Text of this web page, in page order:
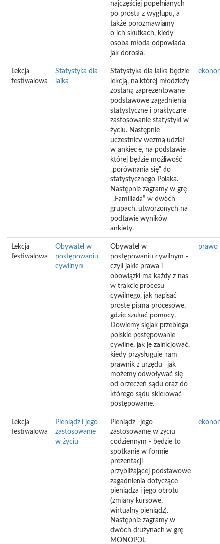
najczęściej popełnianych
po prostu z wygłupu, a
także porozmawiamy
o ich skutkach, kiedy
osoba młoda odpowiada
jak dorosła.
Lekcja
festiwalowa
Statystyka dla
laika
Statystyka dla laika będzie
lekcją, na której młodzieży
zostaną zaprezentowane
podstawowe zagadnienia
statystyczne i praktyczne
zastosowanie statystyki w
życiu. Następnie
uczestnicy wezmą udział
w ankiecie, na podstawie
której będzie możliwość
„porównania się” do
statystycznego Polaka.
Następnie zagramy w grę
„Familiada” w dwóch
grupach, utworzonych na
podtawie wyników
ankiety.
Lekcja
festiwalowa
Obywatel w
postępowaniu
cywilnym
Obywatel w
postępowaniu cywilnym -
czyli jakie prawa i
obowiązki ma każdy z nas
w trakcie procesu
cywilnego, jak napisać
proste pisma procesowe,
gdzie szukać pomocy.
Dowiemy sięjak przebiega
polskie postępowanie
cywilne, jak je zainicjować,
kiedy przysługuje nam
prawnik z urzędu i jak
możemy odwoływać się
od orzeczeń sądu oraz do
którego sądu skierować
postępowanie.
prawo
Lekcja
festiwalowa
Pieniądz i jego
zastosowanie
w życiu
Pieniądz i jego
zastosowanie w życiu
codziennym - będzie to
spotkanie w formie
prezentacji
przybliżającej podstawowe
zagadnienia dotyczące
pieniądza i jego obrotu
(zmiany kursowe,
wirtualny pieniądz).
Następnie zagramy w
dwóch drużynach w grę
MONOPOL